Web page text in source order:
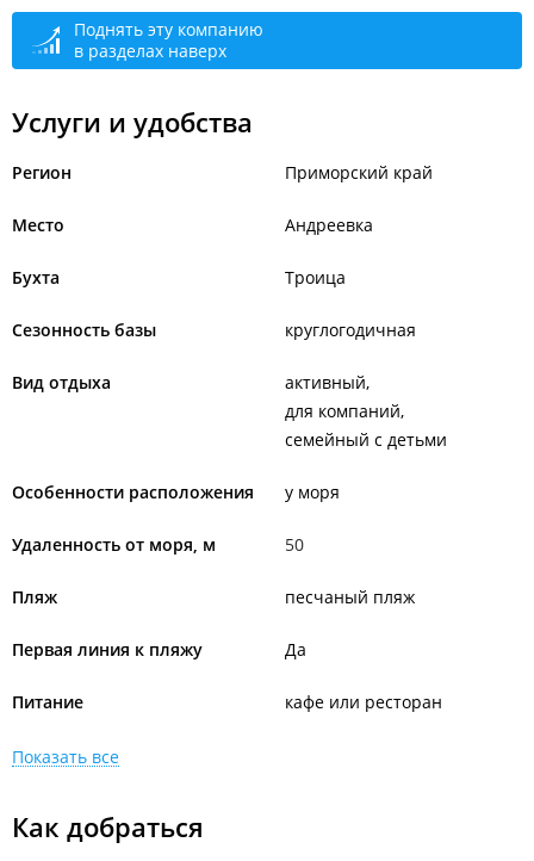
Поднять эту компанию
в разделах наверх
Услуги и удобства
Регион Приморский край
Место Андреевка
Бухта Троица
Сезонность базы круглогодичная
Вид отдыха
активный
для компаний
семейный с детьми
Особенности расположения у моря
Удаленность от моря, м 50
Пляж песчаный пляж
Первая линия к пляжу Да
Питание кафе или ресторан
Показать все
Как добраться